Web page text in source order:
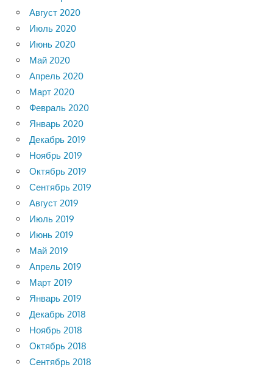
Август 2020
Июль 2020
Июнь 2020
Май 2020
Апрель 2020
Март 2020
Февраль 2020
Январь 2020
Декабрь 2019
Ноябрь 2019
Октябрь 2019
Сентябрь 2019
Август 2019
Июль 2019
Июнь 2019
Май 2019
Апрель 2019
Март 2019
Январь 2019
Декабрь 2018
Ноябрь 2018
Октябрь 2018
Сентябрь 2018